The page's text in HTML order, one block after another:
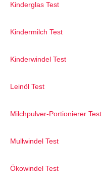
Kinderglas Test
Kindermilch Test
Kinderwindel Test
Leinöl Test
Milchpulver-Portionierer Test
Mullwindel Test
Ökowindel Test